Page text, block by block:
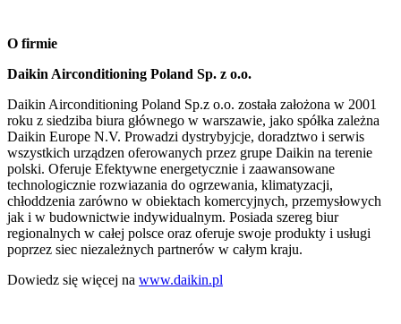
O firmie
Daikin Airconditioning Poland Sp. z o.o.
Daikin Airconditioning Poland Sp.z o.o. została założona w 2001
roku z siedziba biura głównego w warszawie, jako spółka zależna
Daikin Europe N.V. Prowadzi dystrybyjcje, doradztwo i serwis
wszystkich urządzen oferowanych przez grupe Daikin na terenie
polski. Oferuje Efektywne energetycznie i zaawansowane
technologicznie rozwiazania do ogrzewania, klimatyzacji,
chłoddzenia zarówno w obiektach komercyjnych, przemysłowych
jak i w budownictwie indywidualnym. Posiada szereg biur
regionalnych w całej polsce oraz oferuje swoje produkty i usługi
poprzez siec niezależnych partnerów w całym kraju.
Dowiedz się więcej na www.daikin.pl